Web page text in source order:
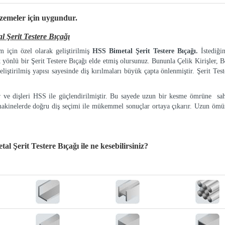
için uygundur.
Testere Bıçağı
için özel olarak geliştirilmiş HSS Bimetal Şerit Testere Bıçağı.
yönlü bir Şerit Testere Bıçağı elde etmiş olursunuz. Bununla Çelik Kirişler,
yapısı sayesinde diş kırılmaları büyük çapta önlenmiştir. Şerit
ve dişleri HSS ile güçlendirilmiştir. Bu sayede uzun bir kesme ömrüne
doğru diş seçimi ile mükemmel sonuçlar ortaya çıkarır. Uzun
Şerit Testere Bıçağı ile ne kesebilirsiniz?